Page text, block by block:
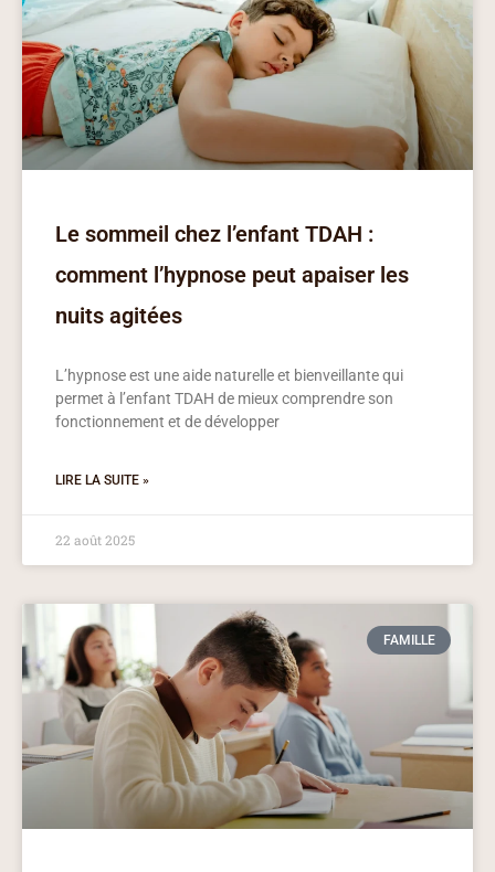
Le sommeil chez l’enfant TDAH :
comment l’hypnose peut apaiser les
nuits agitées
L’hypnose est une aide naturelle et bienveillante qui
permet à l’enfant TDAH de mieux comprendre son
fonctionnement et de développer
LIRE LA SUITE »
22 août 2025
FAMILLE